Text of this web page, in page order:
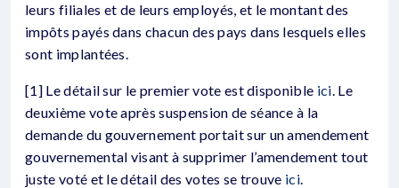
leurs filiales et de leurs employés, et le montant des
impôts payés dans chacun des pays dans lesquels elles
sont implantées.
[1] Le détail sur le premier vote est disponible ici. Le
deuxième vote après suspension de séance à la
demande du gouvernement portait sur un amendement
gouvernemental visant à supprimer l’amendement tout
juste voté et le détail des votes se trouve ici.